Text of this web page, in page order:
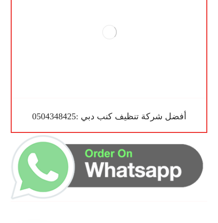
أفضل شركة تنظيف كنب دبي :0504348425